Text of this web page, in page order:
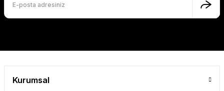
Kurumsal